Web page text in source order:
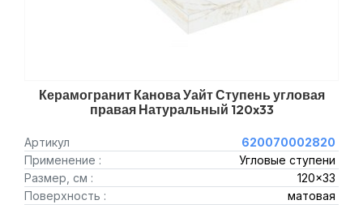
Керамогранит Канова Уайт Ступень угловая
правая Натуральный 120x33
Артикул
620070002820
Применение :
Угловые ступени
Размер, см :
120x33
Поверхность :
матовая